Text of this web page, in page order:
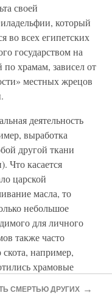
своей
который
во всех египетских
государством на
храмам, зависел от
местных жрецов
деятельность
выработка
другой ткани
Что касается
царской
масла, то
небольшое
для личного
также часто
скота, например,
храмовые
СМЕРТЬЮ ДРУГИХ →